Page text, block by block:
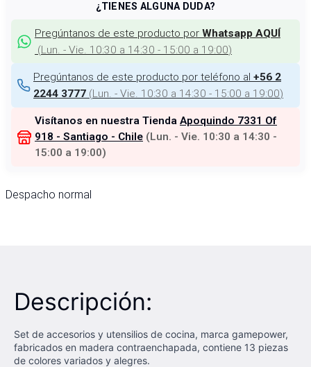
¿TIENES ALGUNA DUDA?
Pregúntanos de este producto por Whatsapp AQUÍ
(Lun. - Vie. 10:30 a 14:30 - 15:00 a 19:00)
Pregúntanos de este producto por teléfono al +56 2
2244 3777 (Lun. - Vie. 10:30 a 14:30 - 15:00 a 19:00)
Visítanos en nuestra Tienda Apoquindo 7331 Of
918 - Santiago - Chile (Lun. - Vie. 10:30 a 14:30 -
15:00 a 19:00)
Despacho normal
Descripción:
Set de accesorios y utensilios de cocina, marca gamepower,
fabricados en madera contraenchapada, contiene 13 piezas
de colores variados y alegres.